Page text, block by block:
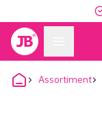
Assortiment